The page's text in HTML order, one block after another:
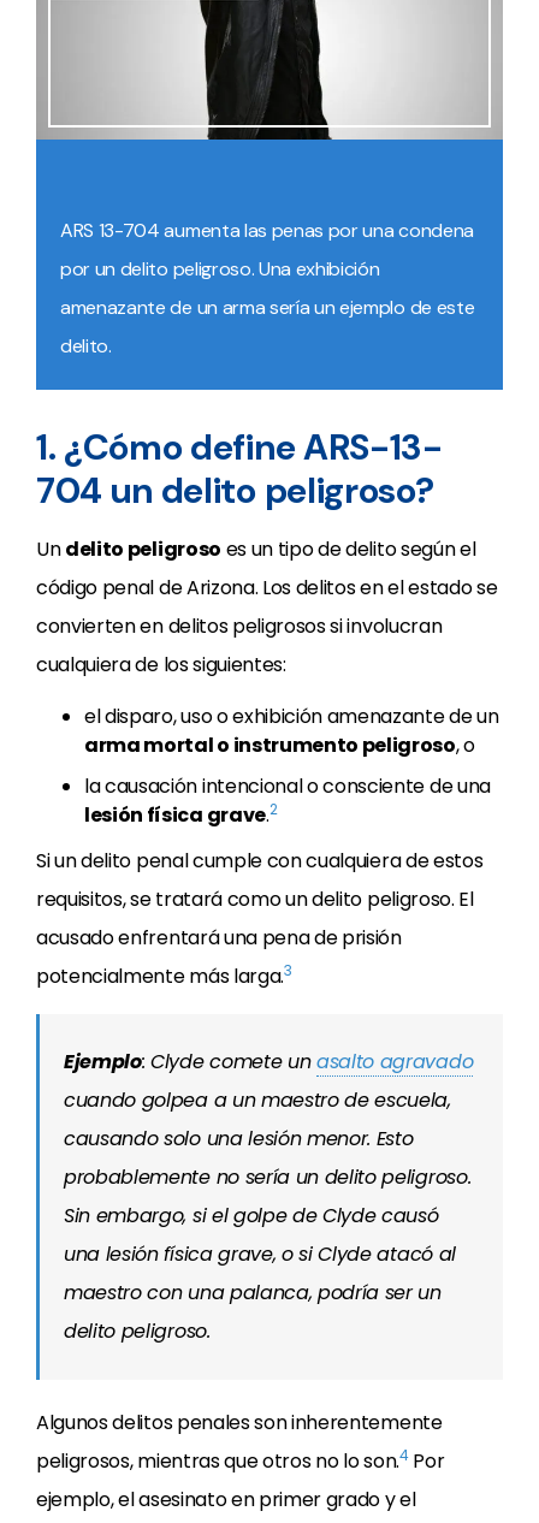
ARS 13-704 aumenta las penas por una condena
por un delito peligroso. Una exhibición
amenazante de un arma sería un ejemplo de este
delito.
1. ¿Cómo define ARS-13-
704 un delito peligroso?
Undelito peligroso es un tipo de delito según el
código penal de Arizona. Los delitos en el estado se
convierten en delitos peligrosos si involucran
cualquiera de los siguientes:
el disparo, uso o exhibición amenazante de un
arma mortal o instrumento peligroso, o
la causación intencional o consciente de una
lesión física grave.2
Si un delito penal cumple con cualquiera de estos
requisitos, se tratará como un delito peligroso. El
acusado enfrentará una pena de prisión
potencialmente más larga.3
Ejemplo: Clyde comete unasalto agravado
cuando golpea a un maestro de escuela,
causando solo una lesión menor. Esto
probablemente no sería un delito peligroso.
Sin embargo, si el golpe de Clyde causó
una lesión física grave, o si Clyde atacó al
maestro con una palanca, podría ser un
delito peligroso.
Algunos delitos penales son inherentemente
peligrosos, mientras que otros no lo son.4Por
ejemplo, el asesinato en primer grado y el